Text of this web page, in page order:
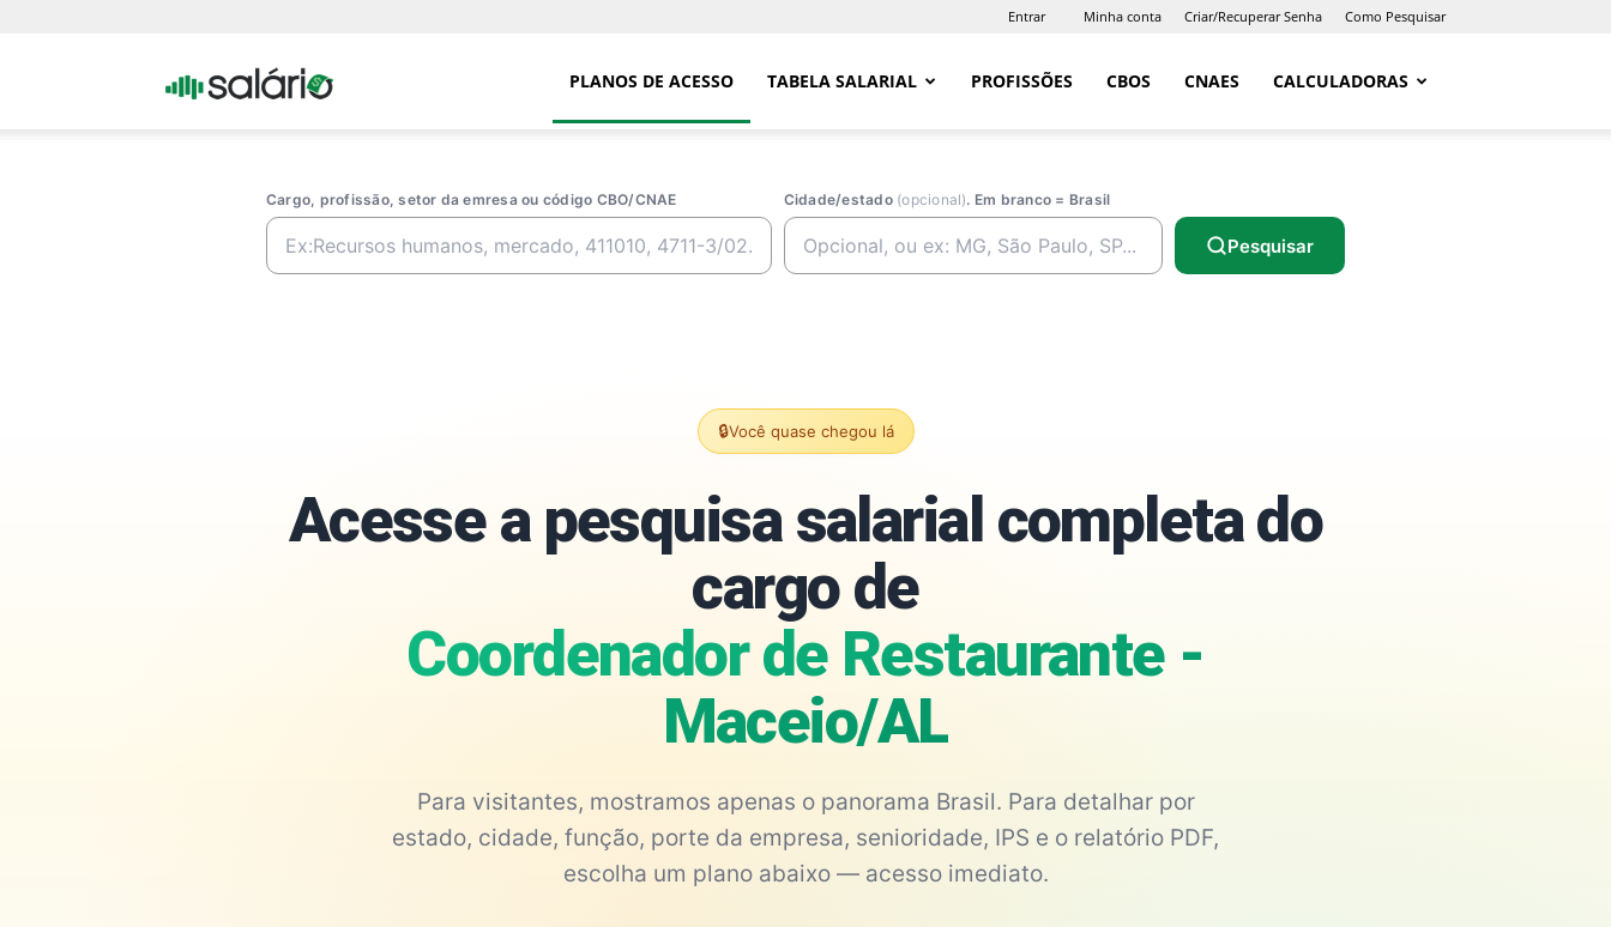
Entrar Minha conta Criar/Recuperar Senha Como Pesquisar
Portal PLANOS DE ACESSO TABELA SALARIAL PROFISSÕES CBOS CNAES CALCULADORAS
Cargo, profissão, setor da emresa ou código CBO/CNAE Cidade/estado (opcional). Em branco = Brasil
Pesquisar
🔒Você quase chegou lá
Acesse a pesquisa salarial completa do
cargo de
Coordenador de Restaurante -
Maceio/AL
Para visitantes, mostramos apenas o panorama Brasil. Para detalhar por
estado, cidade, função, porte da empresa, senioridade, IPS e o relatório PDF,
escolha um plano abaixo — acesso imediato.